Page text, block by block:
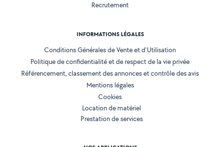
Recrutement
INFORMATIONS LÉGALES
Conditions Générales de Vente et d'Utilisation
Politique de confidentialité et de respect de la vie privée
Référencement, classement des annonces et contrôle des avis
Mentions légales
Cookies
Location de matériel
Prestation de services